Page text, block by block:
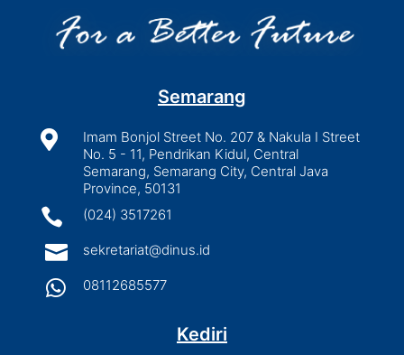
Semarang

Imam Bonjol Street No. 207 & Nakula I Street
No. 5 - 11, Pendrikan Kidul, Central
Semarang, Semarang City, Central Java
Province, 50131
 (024) 3517261
 sekretariat@dinus.id
 08112685577
Kediri